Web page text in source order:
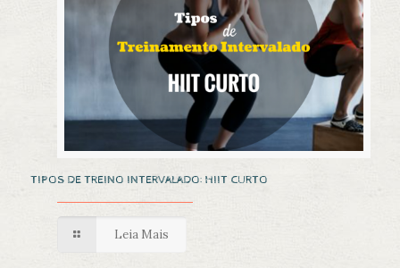
TIPOS DE TREINO INTERVALADO: HIIT CURTO
Leia Mais